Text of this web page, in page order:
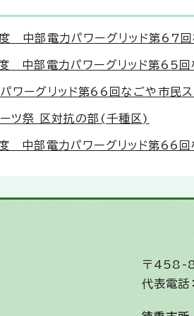
中部電力パワーグリッド第67回
中部電力パワーグリッド第65回
ワーグリッド第66回なごや市民ス
ツ祭 区対抗の部(千種区)
中部電力パワーグリッド第66回
〒
代表電